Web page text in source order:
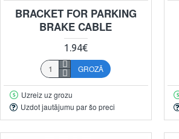
BRACKET FOR PARKING
BRAKE CABLE
1.94€
GROZĀ
Uzreiz uz grozu
Uzdot jautājumu par šo preci